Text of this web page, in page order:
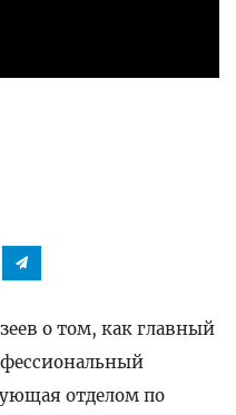
о том, как главный
отделом по